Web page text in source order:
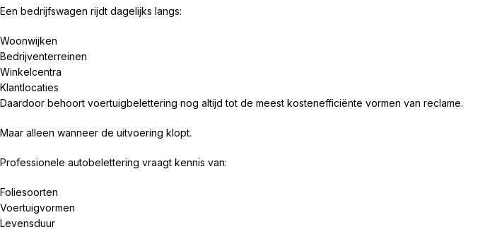
Een bedrijfswagen rijdt dagelijks langs:
Woonwijken
Bedrijventerreinen
Winkelcentra
Klantlocaties
Daardoor behoort voertuigbelettering nog altijd tot de meest kostenefficiënte vormen van reclame.
Maar alleen wanneer de uitvoering klopt.
Professionele autobelettering vraagt kennis van:
Foliesoorten
Voertuigvormen
Levensduur